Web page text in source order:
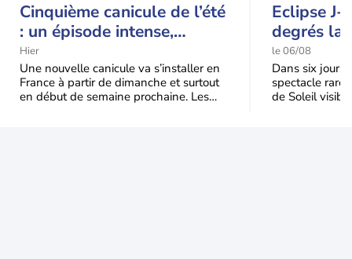
Cinquième canicule de l’été
: un épisode intense,
durable et étendu la
semaine prochaine
Hier
Une nouvelle canicule va s’installer en
France à partir de dimanche et surtout
en début de semaine prochaine. Les
Eclipse J-
degrés la
t-elle
l'éclipse
le 06/08
Dans six
spectacle rare
de Soleil